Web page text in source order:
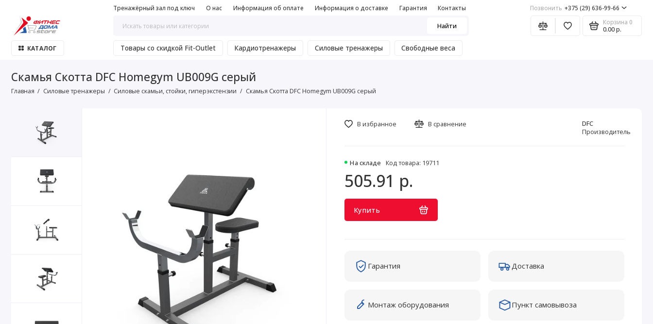
Тренажёрный зал под ключ О нас Информация об оплате Информация о доставке Гарантия Контакты Позвонить +375 (29) 636-99-66
Найти Корзина 0
0.00 р.
КАТАЛОГ Товары со скидкой Fit-Outlet Кардиотренажеры Силовые тренажеры Свободные веса
Скамья Скотта DFC Homegym UB009G серый
Главная Силовые тренажеры Силовые скамьи, стойки, гиперэкстензии Скамья Скотта DFC Homegym UB009G серый
На складе Код товара: 19711
DFC
Производитель
505.91 р.
Купить
В избранное В сравнение
Гарантия Доставка
Монтаж оборудования Пункт самовывоза